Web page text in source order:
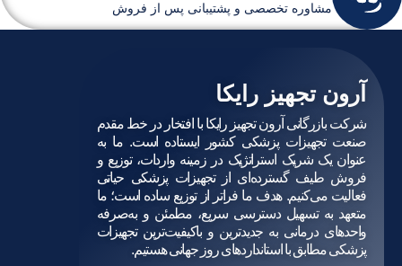
مشاوره تخصصی و پشتیبانی پس از فروش
آرون تجهیز رایکا
شرکت بازرگانی آرون تجهیز رایکا با افتخار در خط مقدم
صنعت تجهیزات پزشکی کشور ایستاده است. ما به
عنوان یک شریک استراتژیک در زمینه واردات، توزیع و
فروش طیف گسترده‌ای از تجهیزات پزشکی حیاتی
فعالیت می‌کنیم. هدف ما فراتر از توزیع ساده است؛ ما
متعهد به تسهیل دسترسی سریع، مطمئن و به‌صرفه
واحدهای درمانی به جدیدترین و باکیفیت‌ترین تجهیزات
پزشکی مطابق با استانداردهای روز جهانی هستیم.